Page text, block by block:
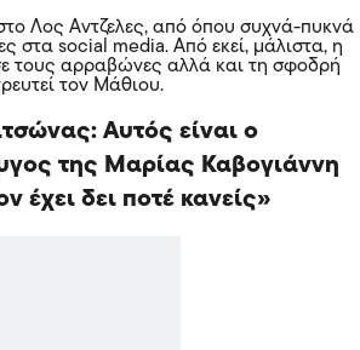
στο Λος Αντζελες, από όπου συχνά-πυκνά
στα social media. Από εκεί, μάλιστα, η
τους αρραβώνες αλλά και τη σφοδρή
τον Μάθιου.
Αυτός είναι ο
της Μαρίας Καβογιάννη
έχει δει ποτέ κανείς